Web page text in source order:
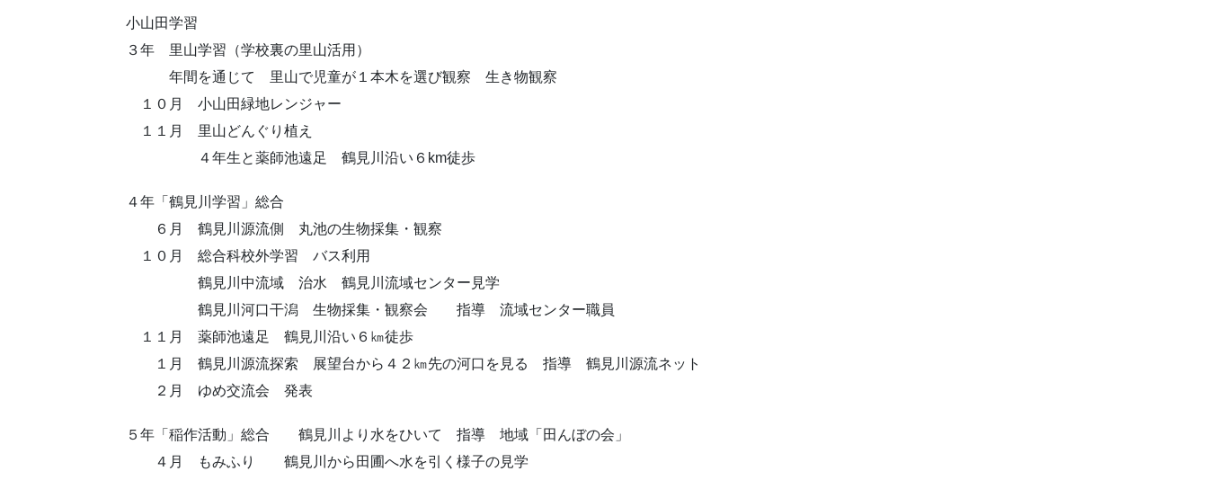
小山田学習
３年 里山学習（学校裏の里山活用）
年間を通じて 里山で児童が１本木を選び観察 生き物観察
１０月 小山田緑地レンジャー
１１月 里山どんぐり植え
４年生と薬師池遠足 鶴見川沿い６km徒歩
４年「鶴見川学習」総合
６月 鶴見川源流側 丸池の生物採集・観察
１０月 総合科校外学習 バス利用
鶴見川中流域 治水 鶴見川流域センター見学
鶴見川河口干潟 生物採集・観察会 指導 流域センター職員
１１月 薬師池遠足 鶴見川沿い６㎞徒歩
１月 鶴見川源流探索 展望台から４２㎞先の河口を見る 指導 鶴見川源流ネット
２月 ゆめ交流会 発表
５年「稲作活動」総合 鶴見川より水をひいて 指導 地域「田んぼの会」
４月 もみふり 鶴見川から田圃へ水を引く様子の見学